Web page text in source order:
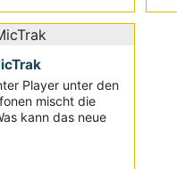
Player unter den
mischt die
kann das neue